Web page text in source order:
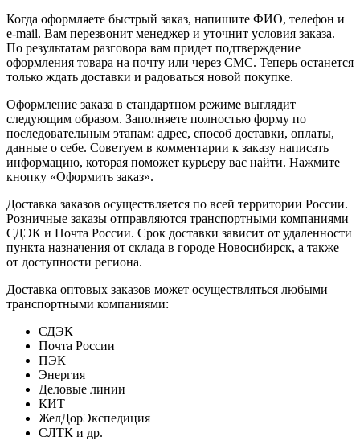
Когда оформляете быстрый заказ, напишите ФИО, телефон и
e-mail. Вам перезвонит менеджер и уточнит условия заказа.
По результатам разговора вам придет подтверждение
оформления товара на почту или через СМС. Теперь останется
только ждать доставки и радоваться новой покупке.
Оформление заказа в стандартном режиме выглядит
следующим образом. Заполняете полностью форму по
последовательным этапам: адрес, способ доставки, оплаты,
данные о себе. Советуем в комментарии к заказу написать
информацию, которая поможет курьеру вас найти. Нажмите
кнопку «Оформить заказ».
Доставка заказов осуществляется по всей территории России.
Розничные заказы отправляются транспортными компаниями
СДЭК и Почта России. Срок доставки зависит от удаленности
пункта назначения от склада в городе Новосибирск, а также
от доступности региона.
Доставка оптовых заказов может осуществляться любыми
транспортными компаниями:
СДЭК
Почта России
ПЭК
Энергия
Деловые линии
КИТ
ЖелДорЭкспедиция
СЛТК и др.